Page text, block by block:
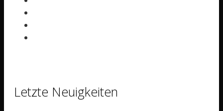
Letzte Neuigkeiten